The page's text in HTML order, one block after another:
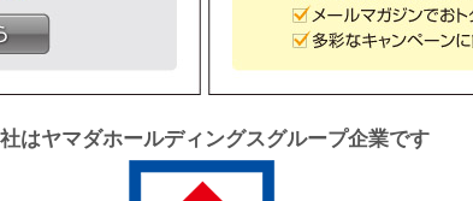
はヤマダホールディングスグループ企業です